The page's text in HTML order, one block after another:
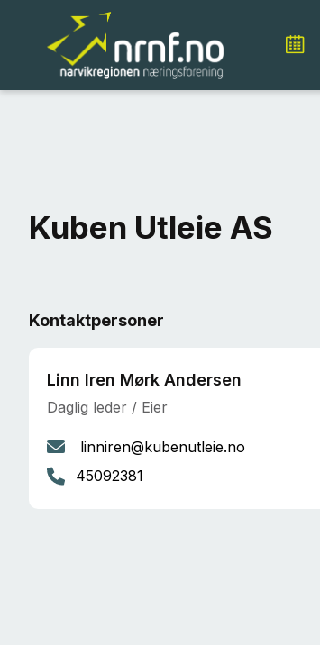
Kuben Utleie AS
Kontaktpersoner
Linn Iren Mørk Andersen
Daglig leder / Eier
linniren@kubenutleie.no
45092381